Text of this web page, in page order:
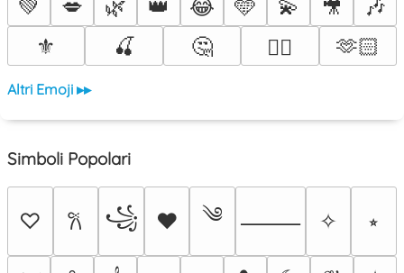
💚
💋 🌿 👑 😂 🩵 💫 🎥
🎶
⚜️
🍒 🤔 ❤️‍🔥 🫶🏻
Altri Emoji ▸▸
Simboli Popolari
♡ 𐙚 ꧁ ♥ ༄ ⸻ ✧ ⭒